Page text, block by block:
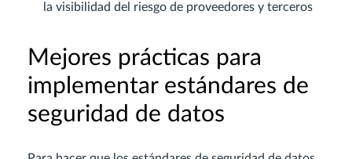
la visibilidad del riesgo de proveedores y terceros
Mejores prácticas para
implementar estándares de
seguridad de datos